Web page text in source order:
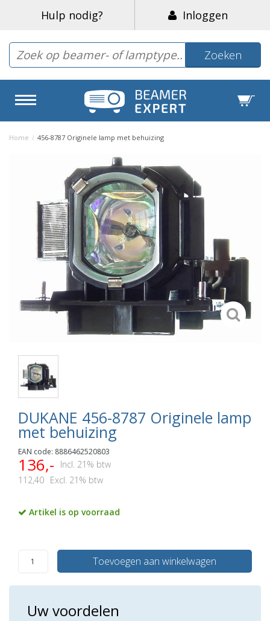
Hulp nodig? Inloggen
Zoeken
Home / 456-8787 Originele lamp met behuizing
DUKANE 456-8787 Originele lamp
met behuizing
EAN code: 8886462520803
136,-
Incl. 21% btw
112,40 Excl. 21% btw
Artikel is op voorraad
Toevoegen aan winkelwagen
Uw voordelen